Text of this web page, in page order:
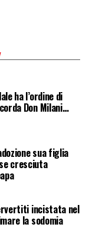
ha l’ordine di
Don Milani…
sua figlia
cresciuta
incistata nel
la sodomia